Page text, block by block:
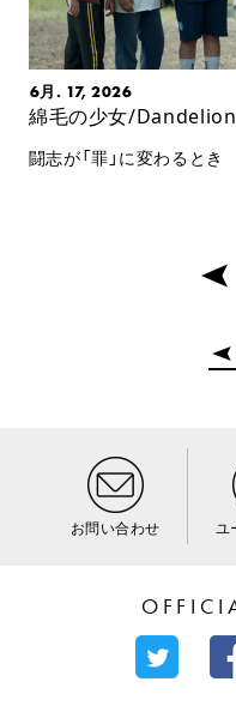
6月. 17, 2026
綿毛の少女/Dandelion
闘志が「罪」に変わるとき
お問い合わせ ユ